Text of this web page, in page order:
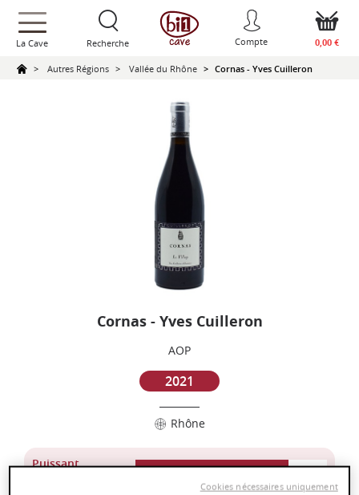
text.skipToContent
text.skipToNavigation
La Cave Recherche Compte 0,00 €
Autres Régions Vallée du Rhône Cornas - Yves Cuilleron
Cornas - Yves Cuilleron
AOP
2021
Rhône
Puissant
Cookies nécessaires uniquement